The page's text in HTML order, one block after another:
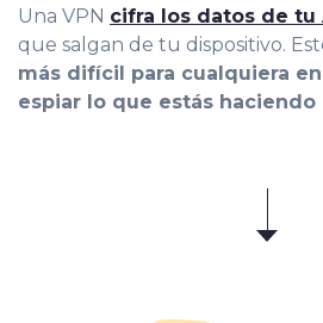
Una VPN cifra los datos de tu
que salgan de tu dispositivo.
más difícil para cualquiera
espiar lo que estás